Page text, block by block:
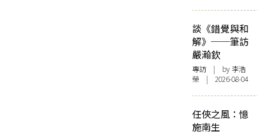
談《錯覺與和
解》──筆訪
嚴瀚欽
專訪 | by 李浩
榮 | 2026-08-04
任俠之風：憶
施南生